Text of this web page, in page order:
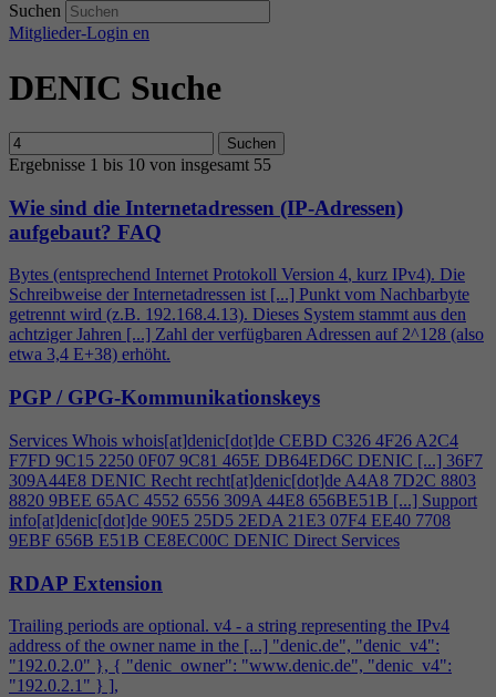
Suchen
Mitglieder-Login en
DENIC Suche
Suchen
Ergebnisse 1 bis 10 von insgesamt 55
Wie sind die Internetadressen (IP-Adressen)
aufgebaut? FAQ
Bytes (entsprechend Internet Protokoll Version 4, kurz IPv4). Die
Schreibweise der Internetadressen ist [...] Punkt vom Nachbarbyte
getrennt wird (z.B. 192.168.4.13). Dieses System stammt aus den
achtziger Jahren [...] Zahl der verfügbaren Adressen auf 2^128 (also
etwa 3,4 E+38) erhöht.
PGP / GPG-Kommunikationskeys
Services Whois whois[at]denic[dot]de CEBD C326 4F26 A2C4
F7FD 9C15 2250 0F07 9C81 465E DB64ED6C DENIC [...] 36F7
309A44E8 DENIC Recht recht[at]denic[dot]de A4A8 7D2C 8803
8820 9BEE 65AC 4552 6556 309A 44E8 656BE51B [...] Support
info[at]denic[dot]de 90E5 25D5 2EDA 21E3 07F4 EE40 7708
9EBF 656B E51B CE8EC00C DENIC Direct Services
RDAP Extension
Trailing periods are optional. v4 - a string representing the IPv4
address of the owner name in the [...] "denic.de", "denic_v4":
"192.0.2.0" }, { "denic_owner": "www.denic.de", "denic_v4":
"192.0.2.1" } ],